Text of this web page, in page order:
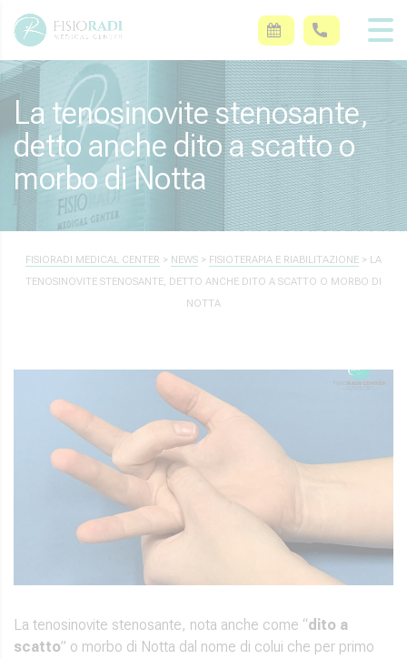
La tenosinovite stenosante,
detto anche dito a scatto o
morbo di Notta
FISIORADI MEDICAL CENTER > NEWS > FISIOTERAPIA E RIABILITAZIONE > LA
TENOSINOVITE STENOSANTE, DETTO ANCHE DITO A SCATTO O MORBO DI
NOTTA
La tenosinovite stenosante, nota anche come “dito a
scatto” o morbo di Notta dal nome di colui che per primo